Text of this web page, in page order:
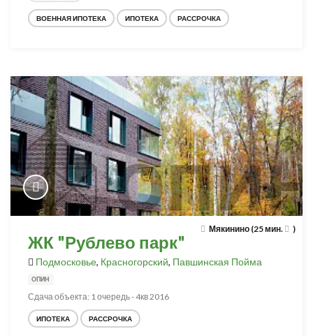
ВОЕННАЯ ИПОТЕКА ИПОТЕКА РАССРОЧКА
Мякинино (25 мин. )
ЖК "Рублево парк"
Подмосковье, Красногорский, Павшинская Пойма
ОПИН
Сдача объекта: 1 очередь - 4кв 2016
ИПОТЕКА РАССРОЧКА